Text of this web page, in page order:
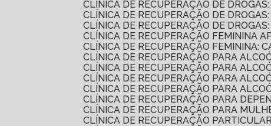
CLÍNICA DE RECUPERAÇÃO DE
CLÍNICA DE RECUPERAÇÃO DE
CLÍNICA DE RECUPERAÇÃO DE
CLÍNICA DE RECUPERAÇÃO FEMININA
CLÍNICA DE RECUPERAÇÃO FEMININA:
CLÍNICA DE RECUPERAÇÃO PARA
CLÍNICA DE RECUPERAÇÃO PARA
CLÍNICA DE RECUPERAÇÃO PARA
CLÍNICA DE RECUPERAÇÃO PARA
CLÍNICA DE RECUPERAÇÃO PARA
CLÍNICA DE RECUPERAÇÃO PARA
CLÍNICA DE RECUPERAÇÃO